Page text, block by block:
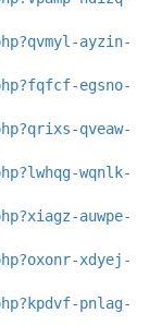
ayzin-
egsno-
qveaw-
wqnlk-
auwpe-
xdyej-
pnlag-